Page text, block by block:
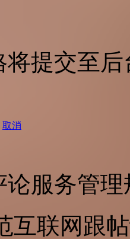
提交至
取消
论服务管理
互联网跟